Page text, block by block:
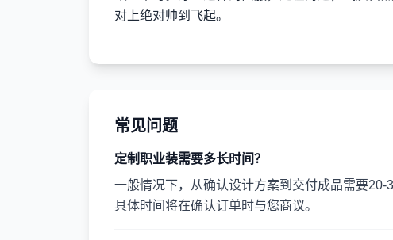
对上绝对帅到飞起。
常见问题
定制职业装需要多长时间？
一般情况下，从确认设计方案到交付成品需要20-
具体时间将在确认订单时与您商议。